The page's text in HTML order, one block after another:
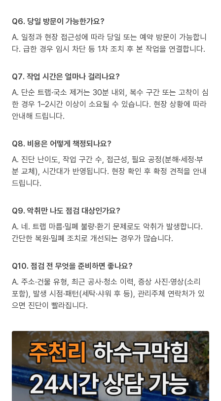
Q6. 당일 방문이 가능한가요?
A. 일정과 현장 접근성에 따라 당일 또는 예약 방문이 가능합니
다. 급한 경우 임시 차단 등 1차 조치 후 본 작업을 연결합니다.
Q7. 작업 시간은 얼마나 걸리나요?
A. 단순 트랩·국소 제거는 30분 내외, 복수 구간 또는 고착이 심
한 경우 1–2시간 이상이 소요될 수 있습니다. 현장 상황에 따라
안내해 드립니다.
Q8. 비용은 어떻게 책정되나요?
A. 진단 난이도, 작업 구간 수, 접근성, 필요 공정(분해·세정·부
분 교체), 시간대가 반영됩니다. 현장 확인 후 확정 견적을 안내
드립니다.
Q9. 악취만 나도 점검 대상인가요?
A. 네. 트랩 마름·밀폐 불량·환기 문제로도 악취가 발생합니다.
간단한 복원·밀폐 조치로 개선되는 경우가 많습니다.
Q10. 점검 전 무엇을 준비하면 좋나요?
A. 주소·건물 유형, 최근 공사·청소 이력, 증상 사진·영상(소리
포함), 발생 시점·패턴(세탁·샤워 후 등), 관리주체 연락처가 있
으면 진단이 빨라집니다.